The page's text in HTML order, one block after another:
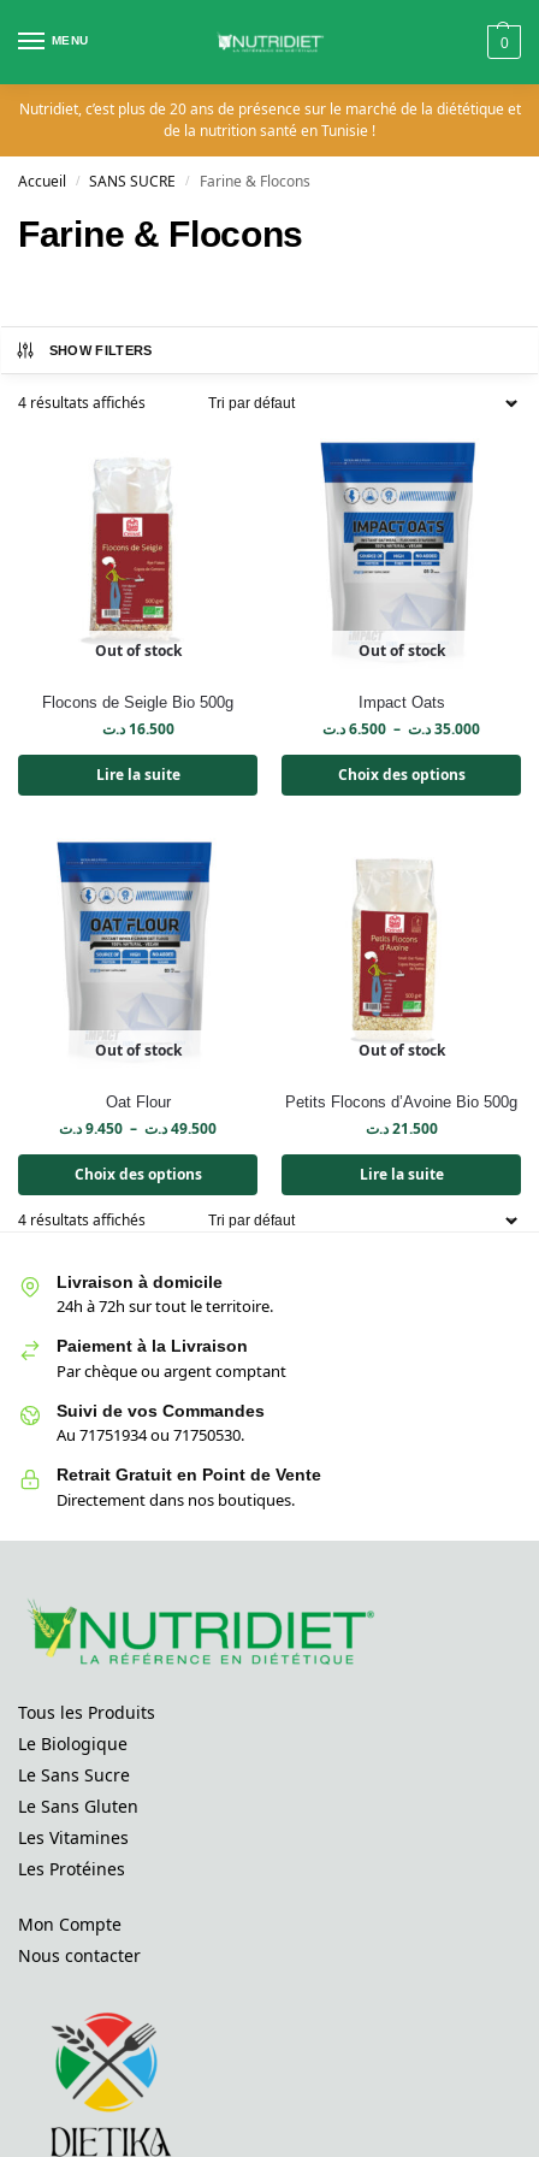
MENU 0
Nutridiet, c’est plus de 20 ans de présence sur le marché de la diététique et
de la nutrition santé en Tunisie !
Accueil / SANS SUCRE / Farine & Flocons
Farine & Flocons
SHOW FILTERS
4 résultats affichés
Out of stock
Flocons de Seigle Bio 500g
16.500 د.ت
Lire la suite
Out of stock
Impact Oats
6.500د.ت – 35.000د.ت
Choix des options
Out of stock
Oat Flour
9.450د.ت – 49.500د.ت
Choix des options
Out of stock
Petits Flocons d’Avoine Bio 500g
21.500 د.ت
Lire la suite
4 résultats affichés
Livraison à domicile
24h à 72h sur tout le territoire.
Paiement à la Livraison
Par chèque ou argent comptant
Suivi de vos Commandes
Au 71751934 ou 71750530.
Retrait Gratuit en Point de Vente
Directement dans nos boutiques.
Tous les Produits
Le Biologique
Le Sans Sucre
Le Sans Gluten
Les Vitamines
Les Protéines
Mon Compte
Nous contacter